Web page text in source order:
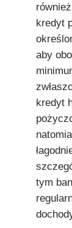
kredyt
aby
kredyt
tym